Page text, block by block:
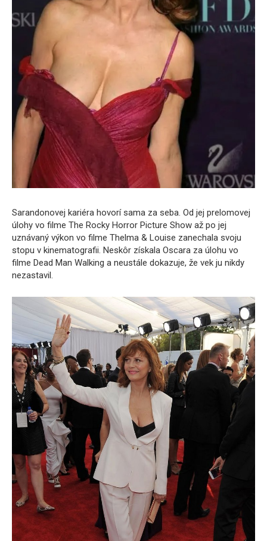
Sarandonovej kariéra hovorí sama za seba. Od jej prelomovej
úlohy vo filme The Rocky Horror Picture Show až po jej
uznávaný výkon vo filme Thelma & Louise zanechala svoju
stopu v kinematografii. Neskôr získala Oscara za úlohu vo
filme Dead Man Walking a neustále dokazuje, že vek ju nikdy
nezastavil.